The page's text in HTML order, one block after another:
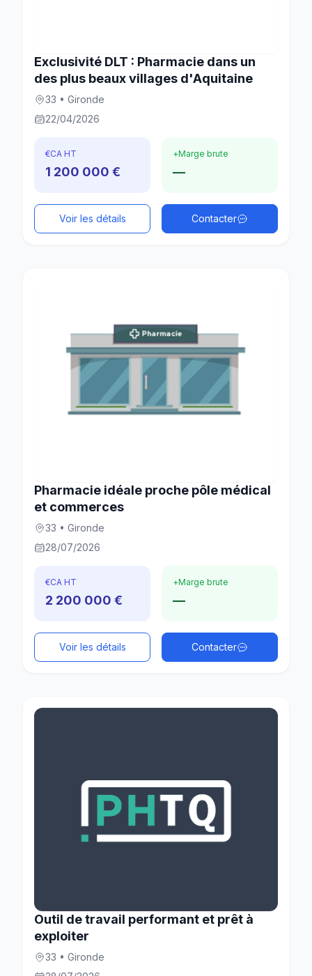
Exclusivité DLT : Pharmacie dans un
des plus beaux villages d'Aquitaine
33 • Gironde
22/04/2026
€CA HT
1 200 000 €
+Marge brute
—
Voir les détails Contacter
Pharmacie idéale proche pôle médical
et commerces
33 • Gironde
28/07/2026
€CA HT
2 200 000 €
+Marge brute
—
Voir les détails Contacter
Outil de travail performant et prêt à
exploiter
33 • Gironde